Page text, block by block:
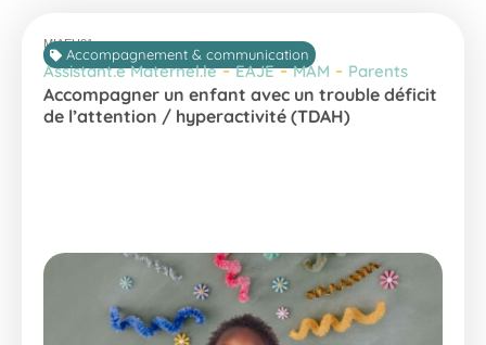
MIAEH21
Accompagnement & communication
Assistant.e Maternel.le-EAJE-MAM - Parents
Accompagner un enfant avec un trouble déficit
de l’attention / hyperactivité (TDAH)